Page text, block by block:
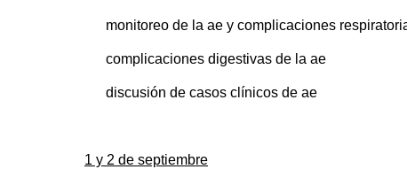
monitoreo de la ae y complicaciones
complicaciones digestivas de la ae
discusión de casos clínicos de ae
1 y 2 de septiembre